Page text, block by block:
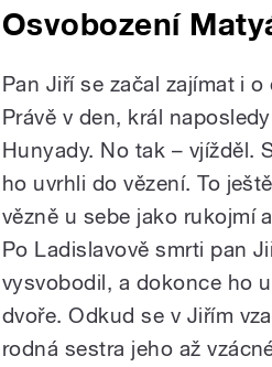
Osvobození
Pan Jiří se začal zajímat i
Právě v den, král
Hunyady. No tak – vjížděl.
ho uvrhli do vězení. To
vězně u sebe jako rukojmí
Po Ladislavově smrti pan
vysvobodil, a dokonce ho
dvoře. Odkud se v Jiřím
rodná sestra jeho až